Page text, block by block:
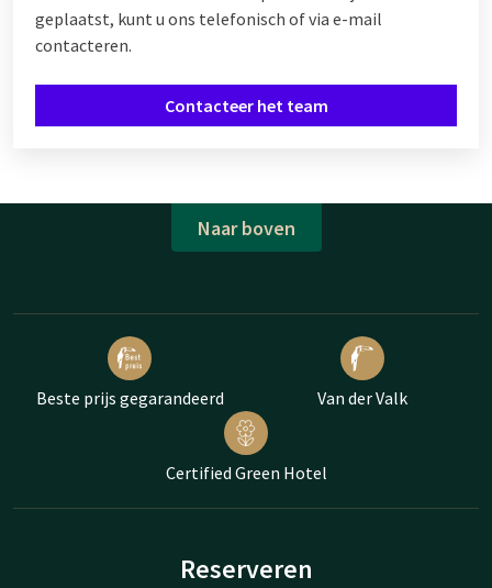
geplaatst, kunt u ons telefonisch of via e-mail
contacteren.
Contacteer het team
Naar boven
Beste prijs gegarandeerd Van der Valk
Certified Green Hotel
Reserveren